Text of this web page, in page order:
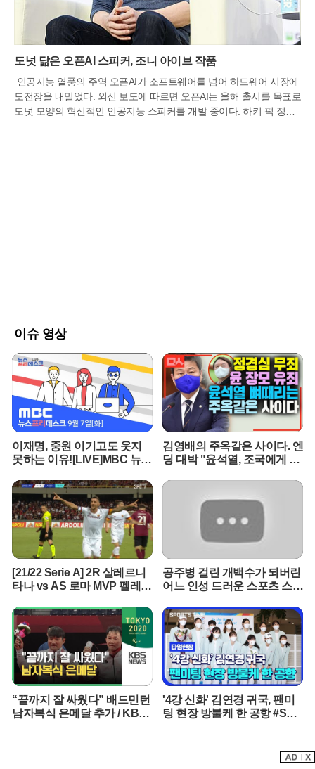
도넛 닮은 오픈AI 스피커, 조니 아이브 작품
인공지능 열풍의 주역 오픈AI가 소프트웨어를 넘어 하드웨어 시장에
도전장을 내밀었다. 외신 보도에 따르면 오픈AI는 올해 출시를 목표로
도넛 모양의 혁신적인 인공지능 스피커를 개발 중이다. 하키 퍽 정도
픈AI는 이를 단순한 스마트 스피커가 아닌 사용자의 취향을 완벽히 이
명령 수행에 그쳤다면, 이 기기는 능동적으로 사용자의 업무를 돕고
대화를 이어나가는 지능형 에이전트를 지향한다.제품 디자인은 과거
애플의 전성기를 이끌었던 조니 아이브가 맡아 화제를 모으고 있다.
오픈AI는 아이브가 설립한 디자인 스타트업을 인수하며 애플 출신의
핵심 인력들을 대거 흡수했다. 이 과정에서 고급 금속 소재의 마감 기
술을 두고 애플과 법정 공방이 벌어지기도 했다. 애플은 자사의 영업
비밀이 유출되었다고 주장하는 반면, 오픈AI는 애플이 시도한 적 없는
완전히 새로운 형태의 하드웨어를 창조하고 있다며 팽팽하게 맞서고
있는 상황이다.양사의 하드웨어 전략은 확연한 차이를 보인다. 애플
은 올해 정사각형 디스플레이를 갖춘 홈 허브 출시를 준비 중이며, 로
봇 팔이 달린 탁상형 기기는 2027년 이후에나 선보일 것으로 예상된
다. 반면 오픈AI는 화면을 없애고 음성과 움직임에 집중한 휴대용 기
기를 통해 애플의 틈새시장을 공략하고 있다. 전문가들은 오픈AI의 이
번 시도가 애플의 홈팟 시리즈와는 전혀 다른 사용자 경험을 제공함
으로써 스마트홈 시장의 판도를 바꿀 수 있을지 주목하고 있다.오픈AI
는 이번 하드웨어 출시를 통해 챗GPT 생태계를 현실 세계로 확장하
함으로써 구글이나 아마존이 선점한 스마트 스피커 시장에 새로운 기
준을 제시하겠다는 포부다. 애플과의 법적 갈등이 변수로 남아있지
만, 조니 아이브의 감각과 오픈AI의 기술력이 결합한 결과물에 전 세
계 IT 업계의 시선이 집중되고 있다. 하드웨어 개발 조직을 강화한 오
픈AI의 행보는 인공지능 기업의 새로운 생존 전략을 보여주는 사례가
될 전망이다.
이슈 영상
이재명, 중원 이기고도 웃지
못하는 이유![LIVE]MBC 뉴스
김영배의 주옥같은 사이다. 엔
딩 대박 "윤석열, 조국에게 했
[21/22 Serie A] 2R 살레르니
타나 vs AS 로마 MVP 펠레그
공주병 걸린 개백수가 되버린
어느 인성 드러운 스포츠 스타
영화]
“끝까지 잘 싸웠다” 배드민턴
남자복식 은메달 추가 / KBS
'4강 신화' 김연경 귀국, 팬미
팅 현장 방불케 한 공항 #SPO